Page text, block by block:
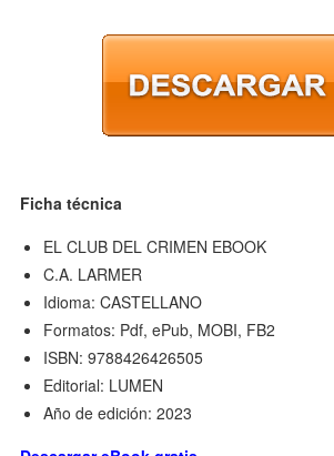
Ficha técnica
EL CLUB DEL CRIMEN EBOOK
C.A. LARMER
Idioma: CASTELLANO
Formatos: Pdf, ePub, MOBI, FB2
ISBN: 9788426426505
Editorial: LUMEN
Año de edición: 2023